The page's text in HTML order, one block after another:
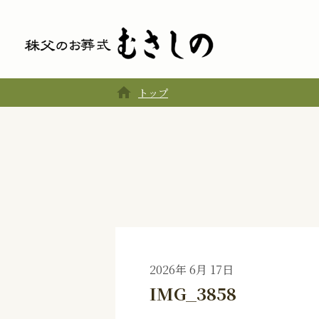
home トップ
2026年 6月 17日
IMG_3858